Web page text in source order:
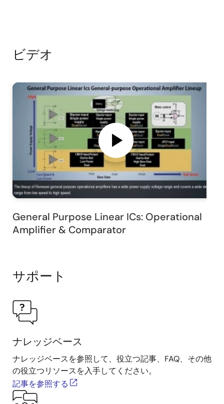
ビデオ
General Purpose Linear ICs: Operational
Amplifier & Comparator
サポート
ナレッジベース
ナレッジベースを参照して、役立つ記事、FAQ、その他
の役立つリソースを入手してください。
記事を参照する